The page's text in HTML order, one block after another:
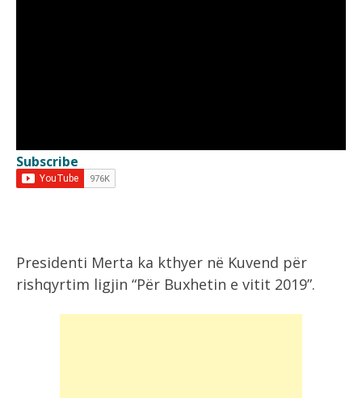
Subscribe
Presidenti Merta ka kthyer në Kuvend për
rishqyrtim ligjin “Për Buxhetin e vitit 2019”.